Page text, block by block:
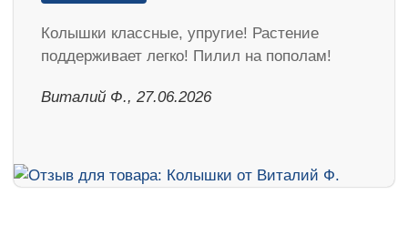
Колышки классные, упругие! Растение
поддерживает легко! Пилил на пополам!
Виталий Ф., 27.06.2026